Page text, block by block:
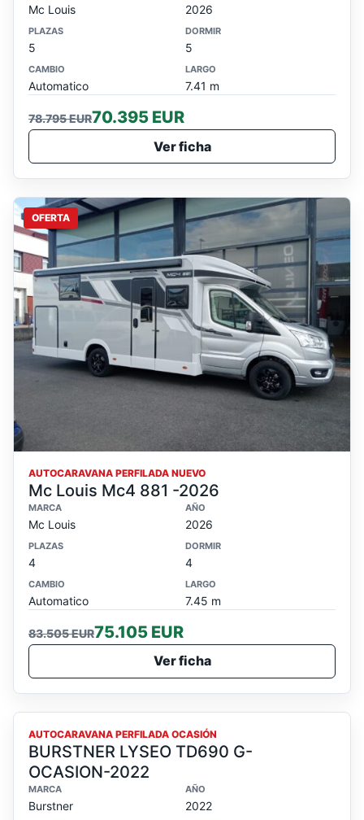
Mc Louis 2026
PLAZAS
5
DORMIR
5
CAMBIO
Automatico
LARGO
7.41 m
78.795 EUR70.395 EUR
Ver ficha
OFERTA
AUTOCARAVANA PERFILADA NUEVO
Mc Louis Mc4 881 -2026
MARCA
Mc Louis
AÑO
2026
PLAZAS
4
DORMIR
4
CAMBIO
Automatico
LARGO
7.45 m
83.505 EUR75.105 EUR
Ver ficha
OCASION
AUTOCARAVANA PERFILADA OCASIÓN
BURSTNER LYSEO TD690 G-
OCASION-2022
MARCA
Burstner
AÑO
2022